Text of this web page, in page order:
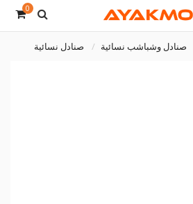
0
صنادل وشباشب نسائية صنادل نسائية